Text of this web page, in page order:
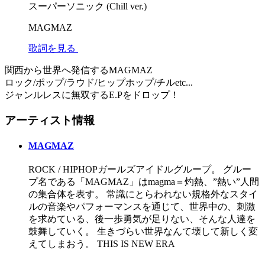
スーパーソニック (Chill ver.)
MAGMAZ
歌詞を見る
関西から世界へ発信するMAGMAZ
ロック/ポップ/ラウド/ヒップホップ/チルetc...
ジャンルレスに無双するE.Pをドロップ！
アーティスト情報
MAGMAZ
ROCK / HIPHOPガールズアイドルグループ。 グルー
プ名である「MAGMAZ」はmagma＝灼熱、”熱い”人間
の集合体を表す。 常識にとらわれない規格外なスタイ
ルの音楽やパフォーマンスを通じて、世界中の、刺激
を求めている、後一歩勇気が足りない、そんな人達を
鼓舞していく。 生きづらい世界なんて壊して新しく変
えてしまおう。 THIS IS NEW ERA